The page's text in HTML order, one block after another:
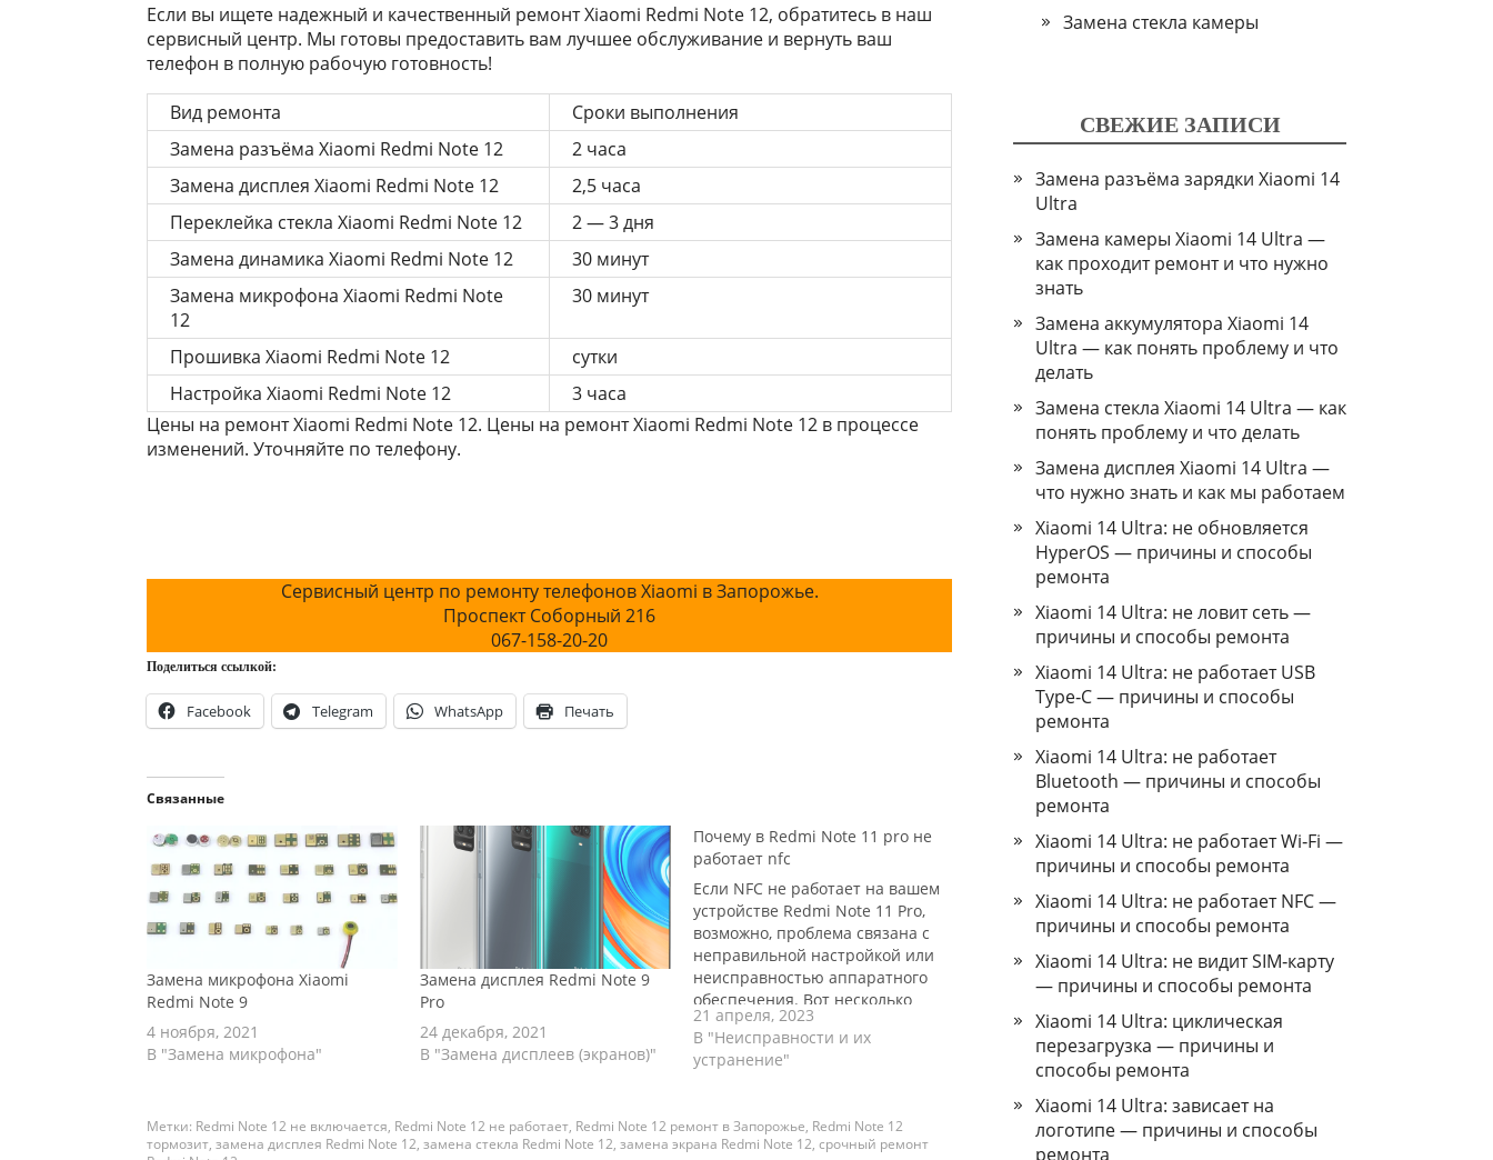
Если вы ищете надежный и качественный ремонт Xiaomi Redmi Note 12, обратитесь в наш
сервисный центр. Мы готовы предоставить вам лучшее обслуживание и вернуть ваш
телефон в полную рабочую готовность!
Вид ремонта
Сроки выполнения
Замена разъёма Xiaomi Redmi Note 12
2 часа
Замена дисплея Xiaomi Redmi Note 12
2,5 часа
Переклейка стекла Xiaomi Redmi Note 12
2 — 3 дня
Замена динамика Xiaomi Redmi Note 12
30 минут
Замена микрофона Xiaomi Redmi Note
12
30 минут
Прошивка Xiaomi Redmi Note 12
сутки
Настройка Xiaomi Redmi Note 12
3 часа
Цены на ремонт Xiaomi Redmi Note 12. Цены на ремонт Xiaomi Redmi Note 12 в процессе
изменений. Уточняйте по телефону.
Сервисный центр по ремонту телефонов Xiaomi в Запорожье.
Проспект Соборный 216
067-158-20-20
Поделиться ссылкой:
Facebook Telegram WhatsApp Печать
Связанные
Замена микрофона Xiaomi
Redmi Note 9
4 ноября, 2021
В "Замена микрофона"
Замена дисплея Redmi Note 9
Pro
24 декабря, 2021
В "Замена дисплеев (экранов)"
Почему в Redmi Note 11 pro не
работает nfc
Если NFC не работает на вашем
устройстве Redmi Note 11 Pro,
возможно, проблема связана с
неправильной настройкой или
неисправностью аппаратного
обеспечения. Вот несколько
возможных решений:
Убедитесь, что NFC включен в
настройках вашего телефона.
«Дополнительные настройки» -
> «NFC» и проверьте, включена
21 апреля, 2023
В "Неисправности и их
устранение"
Метки: Redmi Note 12 не включается, Redmi Note 12 не работает, Redmi Note 12 ремонт в Запорожье, Redmi Note 12
тормозит, замена дисплея Redmi Note 12, замена стекла Redmi Note 12, замена экрана Redmi Note 12, срочный ремонт
Замена стекла камеры
СВЕЖИЕ ЗАПИСИ
Замена разъёма зарядки Xiaomi 14
Ultra
Замена камеры Xiaomi 14 Ultra —
как проходит ремонт и что нужно
знать
Замена аккумулятора Xiaomi 14
Ultra — как понять проблему и что
делать
Замена стекла Xiaomi 14 Ultra — как
понять проблему и что делать
Замена дисплея Xiaomi 14 Ultra —
что нужно знать и как мы работаем
Xiaomi 14 Ultra: не обновляется
HyperOS — причины и способы
ремонта
Xiaomi 14 Ultra: не ловит сеть —
причины и способы ремонта
Xiaomi 14 Ultra: не работает USB
Type‑C — причины и способы
ремонта
Xiaomi 14 Ultra: не работает
Bluetooth — причины и способы
ремонта
Xiaomi 14 Ultra: не работает Wi‑Fi —
причины и способы ремонта
Xiaomi 14 Ultra: не работает NFC —
причины и способы ремонта
Xiaomi 14 Ultra: не видит SIM‑карту
— причины и способы ремонта
Xiaomi 14 Ultra: циклическая
перезагрузка — причины и
способы ремонта
Xiaomi 14 Ultra: зависает на
логотипе — причины и способы
ремонта